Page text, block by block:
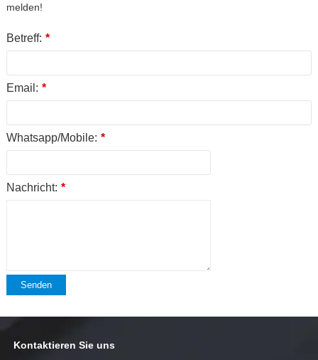
melden!
Betreff: *
Email: *
Whatsapp/Mobile: *
Nachricht: *
Senden
Kontaktieren Sie uns